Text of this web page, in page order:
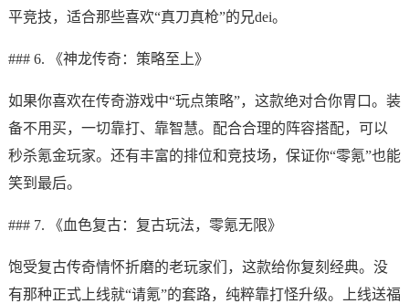
平竞技，适合那些喜欢“真刀真枪”的兄dei。
### 6. 《神龙传奇：策略至上》
如果你喜欢在传奇游戏中“玩点策略”，这款绝对合你胃口。装
备不用买，一切靠打、靠智慧。配合合理的阵容搭配，可以
秒杀氪金玩家。还有丰富的排位和竞技场，保证你“零氪”也能
笑到最后。
### 7. 《血色复古：复古玩法，零氪无限》
饱受复古传奇情怀折磨的老玩家们，这款给你复刻经典。没
有那种正式上线就“请氪”的套路，纯粹靠打怪升级。上线送福